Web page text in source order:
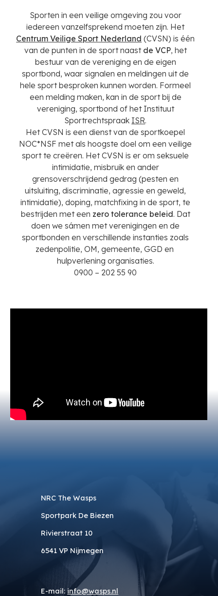
Sporten in een veilige omgeving zou voor
iedereen vanzelfsprekend moeten zijn. Het
Centrum Veilige Sport Nederland (CVSN) is één
van de punten in de sport naast de VCP, het
bestuur van de vereniging en de eigen
sportbond, waar signalen en meldingen uit de
hele sport besproken kunnen worden. Formeel
een melding maken, kan in de sport bij de
vereniging, sportbond of het Instituut
Sportrechtspraak ISR.
Het CVSN iseen dienst van de sportkoepel
NOC*NSF met als hoogste doel om een veilige
sport te creëren. Het CVSN is er om seksuele
intimidatie, misbruik en ander
grensoverschrijdend gedrag (pesten en
uitsluiting, discriminatie, agressie en geweld,
intimidatie), doping, matchfixing in de sport, te
bestrijden met een zero tolerance beleid. Dat
doen we sámen met verenigingen en de
sportbonden en verschillende instanties zoals
zedenpolitie, OM, gemeente, GGD en
hulpverlening organisaties.
0900 – 202 55 90
NRC The Wasps
Sportpark De Biezen
Rivierstraat 10
6541 VP Nijmegen
E-mail:info@wasps.nl